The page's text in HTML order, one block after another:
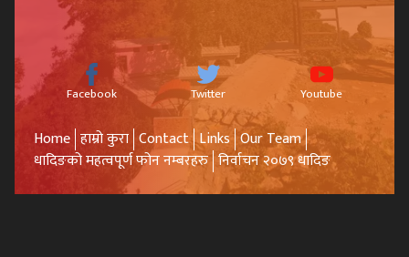
Facebook Twitter Youtube
Home हाम्रो कुरा Contact Links Our Team
धादिङको महत्वपूर्ण फोन नम्बरहरु निर्वाचन २०७९ धादिङ